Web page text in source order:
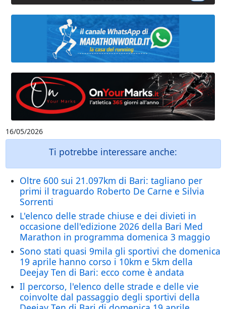
16/05/2026
Ti potrebbe interessare anche:
Oltre 600 sui 21.097km di Bari: tagliano per
primi il traguardo Roberto De Carne e Silvia
Sorrenti
L'elenco delle strade chiuse e dei divieti in
occasione dell'edizione 2026 della Bari Med
Marathon in programma domenica 3 maggio
Sono stati quasi 9mila gli sportivi che domenica
19 aprile hanno corso i 10km e 5km della
Deejay Ten di Bari: ecco come è andata
Il percorso, l'elenco delle strade e delle vie
coinvolte dal passaggio degli sportivi della